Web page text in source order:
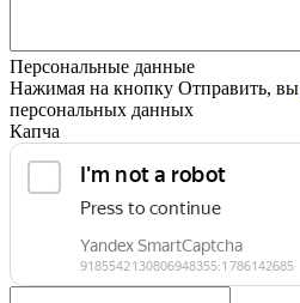
Персональные данные
Нажимая на кнопку Отправить, вы
персональных данных
Капча